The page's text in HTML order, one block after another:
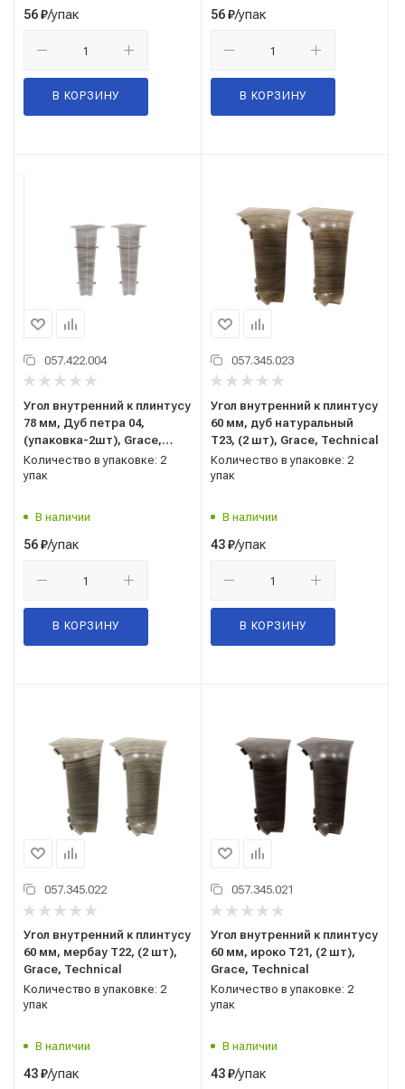
56₽/упак
В КОРЗИНУ
56₽/упак
В КОРЗИНУ
057.422.004
Угол внутренний к плинтусу
78 мм, Дуб петра 04,
(упаковка-2шт), Grace,
Cardinal
Количество в упаковке: 2
упак
В наличии
56₽/упак
В КОРЗИНУ
057.345.023
Угол внутренний к плинтусу
60 мм, дуб натуральный
Т23, (2 шт), Grace, Technical
Количество в упаковке: 2
упак
В наличии
43₽/упак
В КОРЗИНУ
057.345.022
Угол внутренний к плинтусу
60 мм, мербау Т22, (2 шт),
Grace, Technical
Количество в упаковке: 2
упак
В наличии
43₽/упак
057.345.021
Угол внутренний к плинтусу
60 мм, ироко Т21, (2 шт),
Grace, Technical
Количество в упаковке: 2
упак
В наличии
43₽/упак